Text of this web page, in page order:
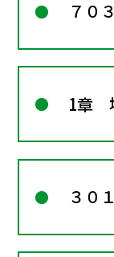
７０
1章
３０